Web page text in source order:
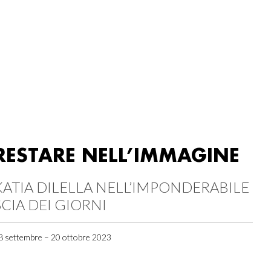
NELL’IMMAGINE
DILELLA NELL’IMPONDERABILE
DEI GIORNI
settembre – 20 ottobre 2023